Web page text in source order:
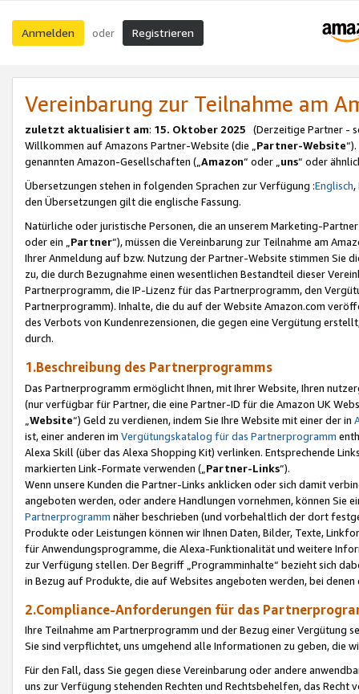
Anmelden oder Registrieren
Vereinbarung zur Teilnahme am
zuletzt aktualisiert am: 15. Oktober 2025 (Derzeitige Partner -
Willkommen auf Amazons Partner-Website (die „Partner-Website
genannten Amazon-Gesellschaften („Amazon“ oder „uns“ oder
Übersetzungen stehen in folgenden Sprachen zur Verfügung :Englisch,
den Übersetzungen gilt die englische Fassung.
Natürliche oder juristische Personen, die an unserem Marketing-
oder ein „Partner“), müssen die Vereinbarung zur Teilnahme am
Ihrer Anmeldung auf bzw. Nutzung der Partner-Website stimmen Sie
zu, die durch Bezugnahme einen wesentlichen Bestandteil dieser
Partnerprogramm, die IP-Lizenz für das Partnerprogramm, den
Partnerprogramm). Inhalte, die du auf der Website Amazon.com
des Verbots von Kundenrezensionen, die gegen eine Vergütung
durch.
1.Beschreibung des Partnerprogramms
Das Partnerprogramm ermöglicht Ihnen, mit Ihrer Website, Ihren
(nur verfügbar für Partner, die eine Partner-ID für die Amazon UK
Website“) Geld zu verdienen, indem Sie Ihre Website mit einer der in
ist, einer anderen im Vergütungskatalog für das Partnerprogramm
Alexa Skill (über das Alexa Shopping Kit) verlinken. Entsprechende
markierten Link-Formate verwenden („ Partner-Links“).
Wenn unsere Kunden die Partner-Links anklicken oder sich damit
angeboten werden, oder andere Handlungen vornehmen, können Sie
Partnerprogramm näher beschrieben (und vorbehaltlich der dort
Produkte oder Leistungen können wir Ihnen Daten, Bilder, Texte,
für Anwendungsprogramme, die Alexa-Funktionalität und weitere
zur Verfügung stellen. Der Begriff „Programminhalte“ bezieht sich
in Bezug auf Produkte, die auf Websites angeboten werden, bei
2.Compliance-Anforderungen für das
Ihre Teilnahme am Partnerprogramm und der Bezug einer Vergütung
Sie sind verpflichtet, uns umgehend alle Informationen zu geben, die
Für den Fall, dass Sie gegen diese Vereinbarung oder andere
uns zur Verfügung stehenden Rechten und Rechtsbehelfen, das